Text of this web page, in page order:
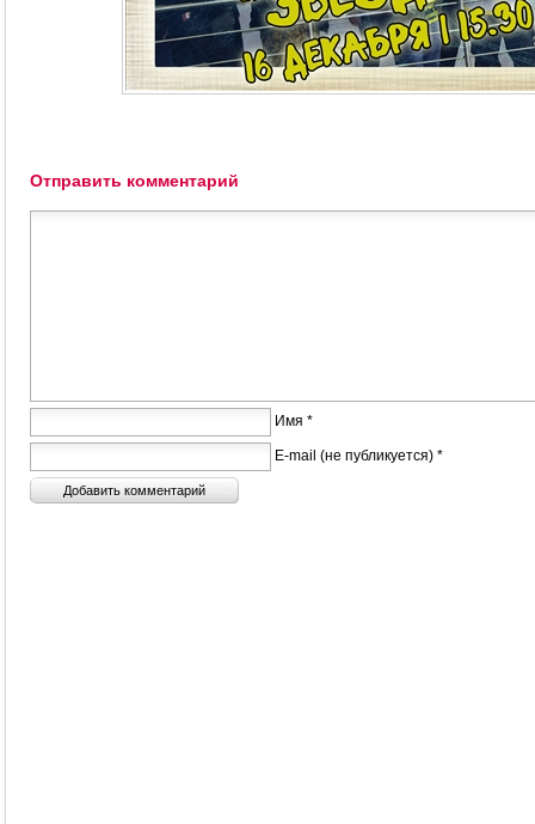
Отправить комментарий
Имя *
E-mail (не публикуется) *